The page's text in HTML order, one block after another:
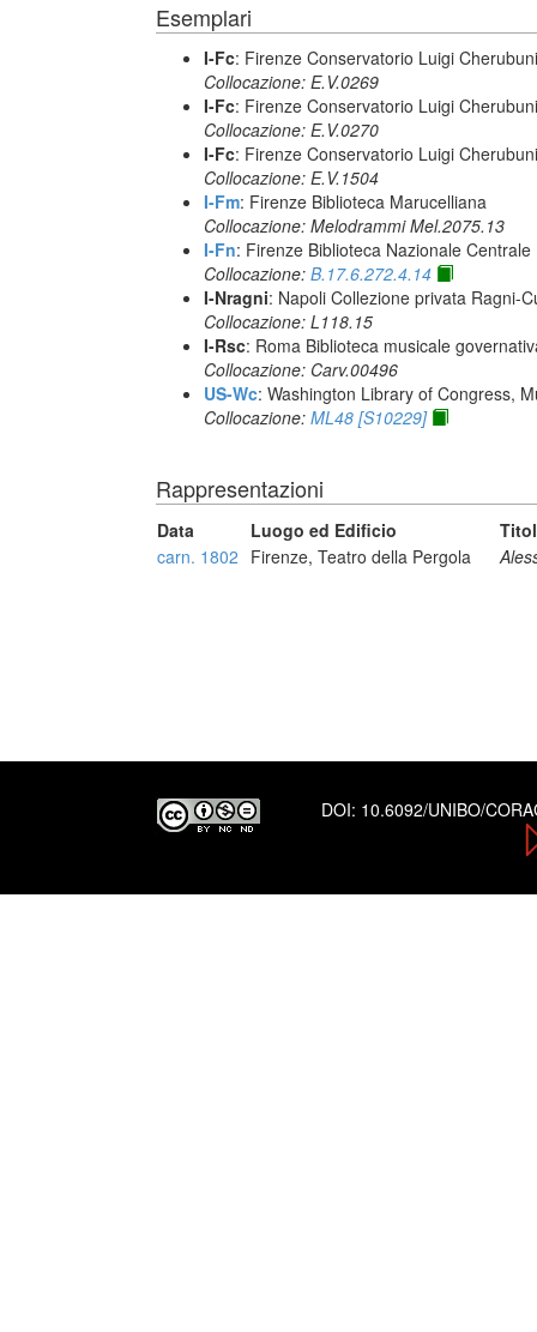
Esemplari
I-Fc: Firenze Conservatorio Luigi Cherubuni
Collocazione: E.V.0269
I-Fc: Firenze Conservatorio Luigi Cherubuni
Collocazione: E.V.0270
I-Fc: Firenze Conservatorio Luigi Cherubuni
Collocazione: E.V.1504
I-Fm: Firenze Biblioteca Marucelliana
Collocazione: Melodrammi Mel.2075.13
I-Fn: Firenze Biblioteca Nazionale Centrale
Collocazione: B.17.6.272.4.14
I-Nragni: Napoli Collezione privata Ragni-
Collocazione: L118.15
I-Rsc: Roma Biblioteca musicale
Collocazione: Carv.00496
US-Wc: Washington Library of Congress,
Collocazione: ML48 [S10229]
Rappresentazioni
Data Luogo ed Edificio
carn. 1802 Firenze, Teatro della Pergola
DOI: 10.6092/UNIBO/